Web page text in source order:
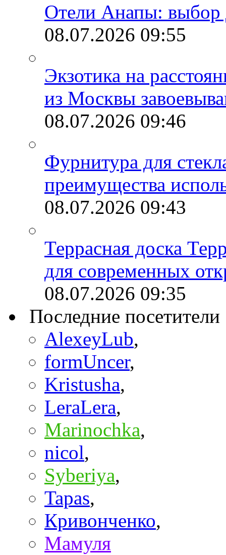
Отели Анапы: выбор
08.07.2026 09:55
Экзотика на
из Москвы
08.07.2026 09:46
Фурнитура для
преимущества
08.07.2026 09:43
Террасная доска
для современных
08.07.2026 09:35
Последние посетители
AlexeyLub,
formUncer,
Kristusha,
LeraLera,
Marinochka,
nicol,
Syberiya,
Tapas,
Кривонченко,
Мамуля